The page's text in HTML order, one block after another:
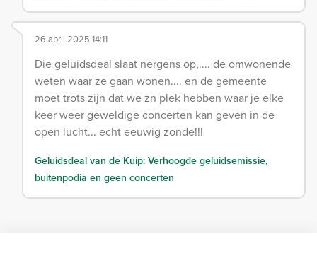
26 april 2025 14:11
Die geluidsdeal slaat nergens op,.... de omwonende
weten waar ze gaan wonen.... en de gemeente
moet trots zijn dat we zn plek hebben waar je elke
keer weer geweldige concerten kan geven in de
open lucht... echt eeuwig zonde!!!
Geluidsdeal van de Kuip: Verhoogde geluidsemissie,
buitenpodia en geen concerten